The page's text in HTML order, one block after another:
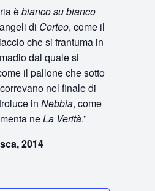
èbianco su bianco
di Corteo, come il
che si frantuma in
dal quale si
il pallone che sotto
nel finale di
in Nebbia, come
neLa Verità.”
2014